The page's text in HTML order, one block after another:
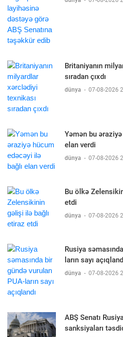
Britaniyanın
sıradan çıxdı
dünya - 07-08-2026
Yəmən bu
elan verdi
dünya - 07-08-2026
Bu ölkə
etdi
dünya - 07-08-2026
Rusiya
ların sayı
dünya - 07-08-2026
ABŞ Senatı
sanksiyaları